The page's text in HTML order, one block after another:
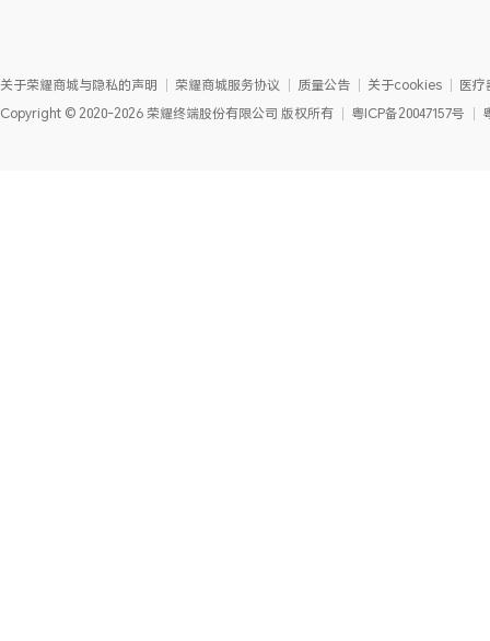
关于荣耀商城与隐私的声明 荣耀商城服务协议 质量公告 关于cookies
医疗
Copyright © 2020-2026 荣耀终端股份有限公司 版权所有 粤ICP备20047157号